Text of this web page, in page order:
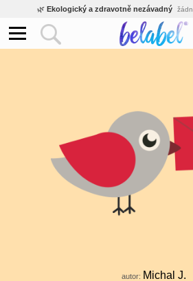
🌿 Ekologický a zdravotně nezávadný
Inovativní výroba vlastní vývoj,
Rychlé dodání expedujeme
autor: Michal J.